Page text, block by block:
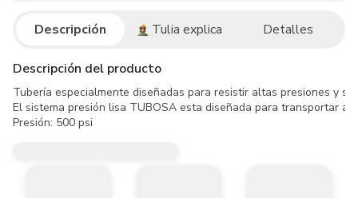
Descripción Tulia explica Detalles
Descripción del producto
Tubería especialmente diseñadas para resistir altas presiones y
El sistema presión lisa TUBOSA esta diseñada para transportar
Presión: 500 psi